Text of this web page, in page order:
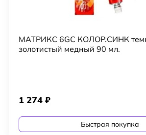
МАТРИКС 6GC КОЛОР.СИНК
золотистый медный 90 мл.
1 274 ₽
Быстрая покупка